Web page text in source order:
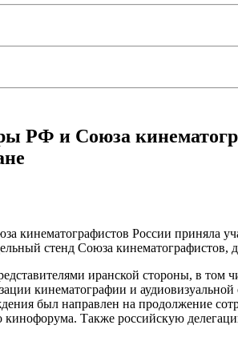
РФ и Союза
кинематографистов России приняла
стенд Союза
иранской стороны, в
кинематографии и
был направлен на продолжение
Также российскую